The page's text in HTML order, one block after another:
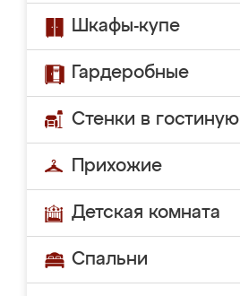
Шкафы-купе
Гардеробные
Стенки в гостиную
Прихожие
Детская комната
Спальни